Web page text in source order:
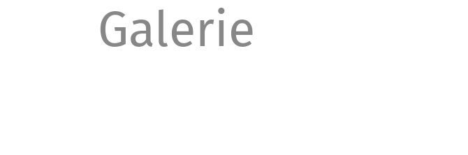
Galerie